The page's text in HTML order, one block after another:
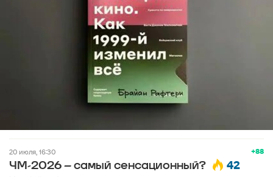
+88
20 июля, 16:30
ЧМ-2026 – самый сенсационный? 42